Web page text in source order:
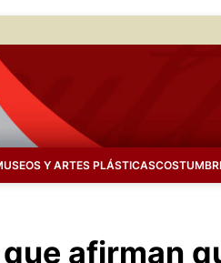
Y ARTES PLÁSTICAS
afirman